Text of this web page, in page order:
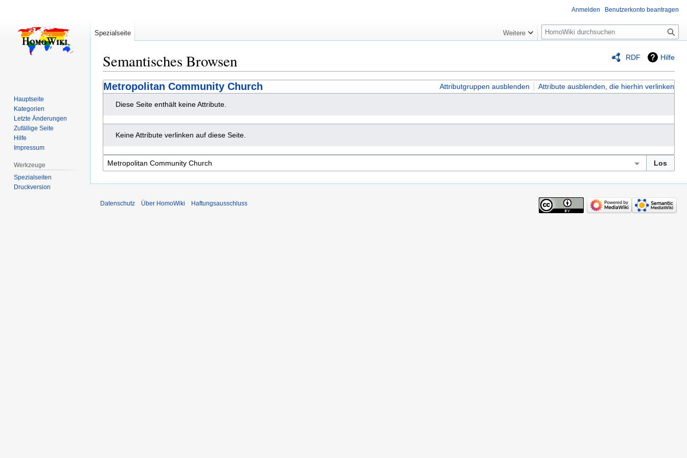
RDF Hilfe
Semantisches Browsen
Zur
Navigation
springen
Zur
Suche
springen
Metropolitan Community Church Attributgruppen ausblenden Attribute ausblenden, die hierhin verlinken
Diese Seite enthält keine Attribute.
Keine Attribute verlinken auf diese Seite.
Anmelden Benutzerkonto beantragen
Spezialseite Weitere
Suche
Hauptseite
Kategorien
Letzte Änderungen
Zufällige Seite
Hilfe
Impressum
Werkzeuge
Spezialseiten
Druckversion
Datenschutz Über HomoWiki Haftungsausschluss